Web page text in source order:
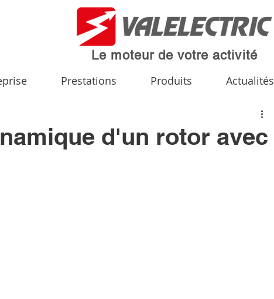
Le moteur de votre activité
Prestations Produits Actualités
d'un rotor avec